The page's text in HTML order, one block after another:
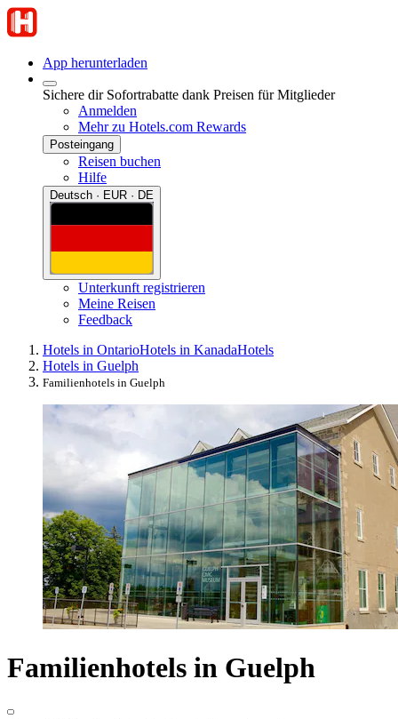
App herunterladen
Sichere dir Sofortrabatte dank Preisen für Mitglieder
Anmelden
Mehr zu Hotels.com Rewards
Posteingang
Reisen buchen
Hilfe
Deutsch · EUR · DE
Unterkunft registrieren
Meine Reisen
Feedback
Hotels in OntarioHotels in KanadaHotels
Hotels in Guelph
Familienhotels in Guelph
Familienhotels in Guelph